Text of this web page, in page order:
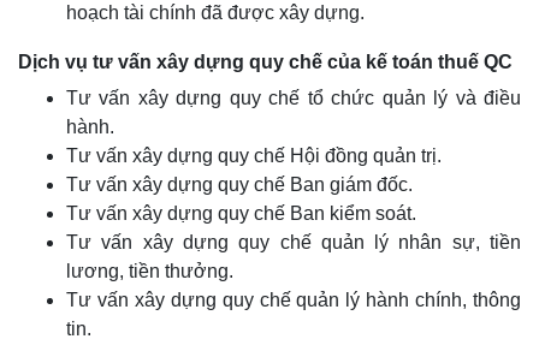
hoạch tài chính đã được xây dựng.
Dịch vụ tư vấn xây dựng quy chế của kế toán thuế QC
Tư vấn xây dựng quy chế tổ chức quản lý và điều
hành.
Tư vấn xây dựng quy chế Hội đồng quản trị.
Tư vấn xây dựng quy chế Ban giám đốc.
Tư vấn xây dựng quy chế Ban kiểm soát.
Tư vấn xây dựng quy chế quản lý nhân sự, tiền
lương, tiền thưởng.
Tư vấn xây dựng quy chế quản lý hành chính, thông
tin.